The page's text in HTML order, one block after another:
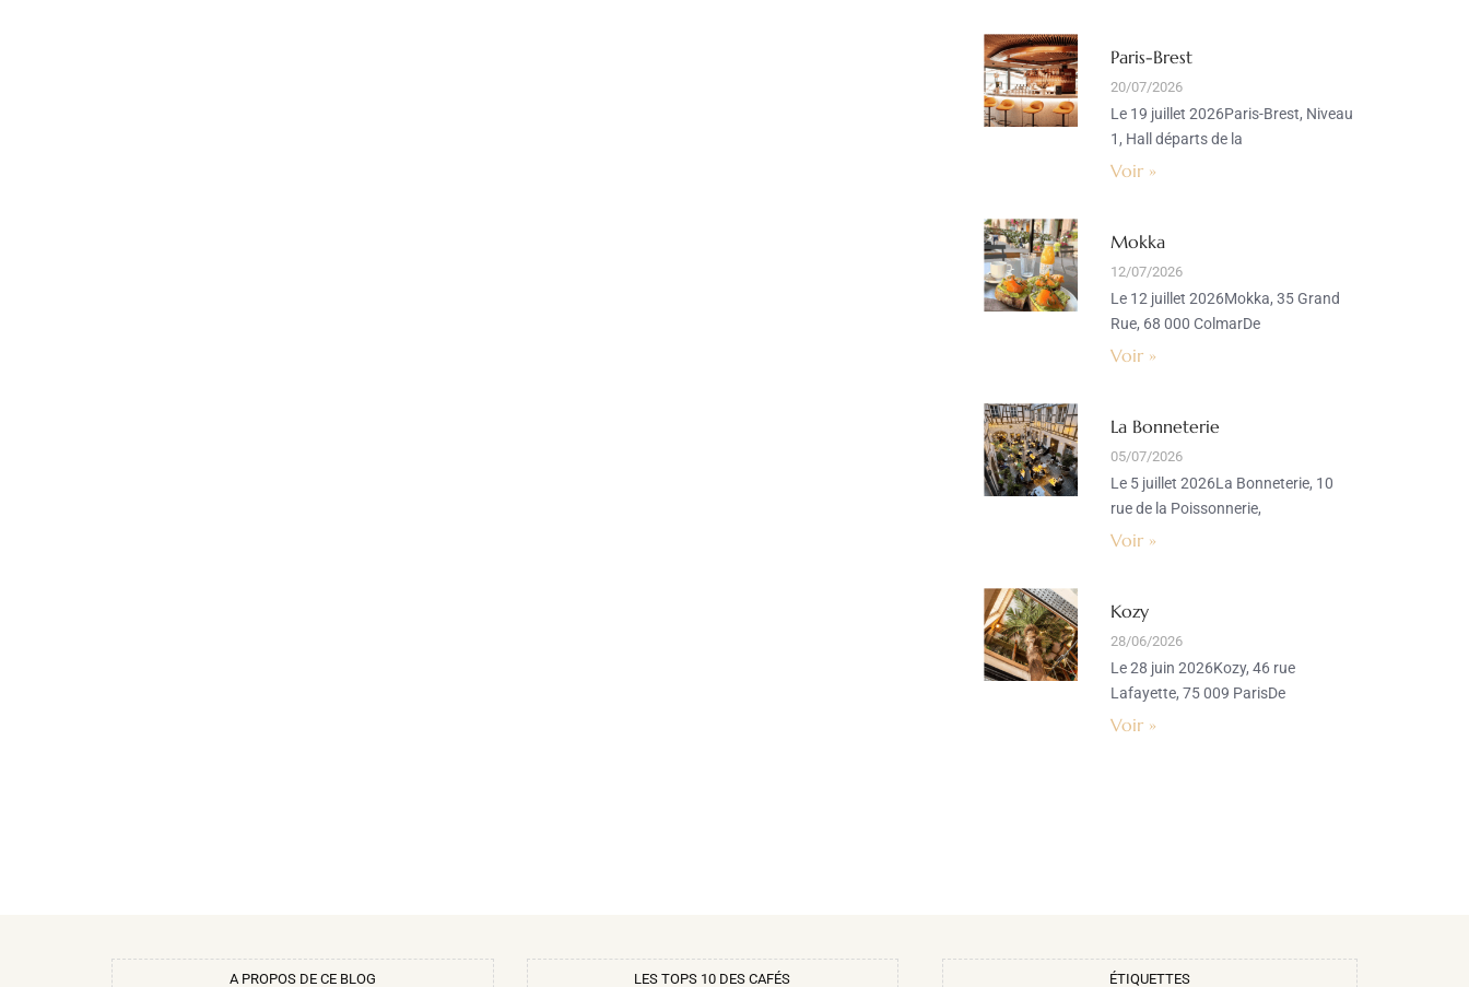
Paris-Brest
20/07/2026
Le 19 juillet 2026Paris-Brest, Niveau
1, Hall départs de la
Voir »
Mokka
12/07/2026
Le 12 juillet 2026Mokka, 35 Grand
Rue, 68 000 ColmarDe
Voir »
La Bonneterie
05/07/2026
Le 5 juillet 2026La Bonneterie, 10
rue de la Poissonnerie,
Voir »
Kozy
28/06/2026
Le 28 juin 2026Kozy, 46 rue
Lafayette, 75 009 ParisDe
Voir »
A PROPOS DE CE BLOG​ LES TOPS 10 DES CAFÉS ÉTIQUETTES